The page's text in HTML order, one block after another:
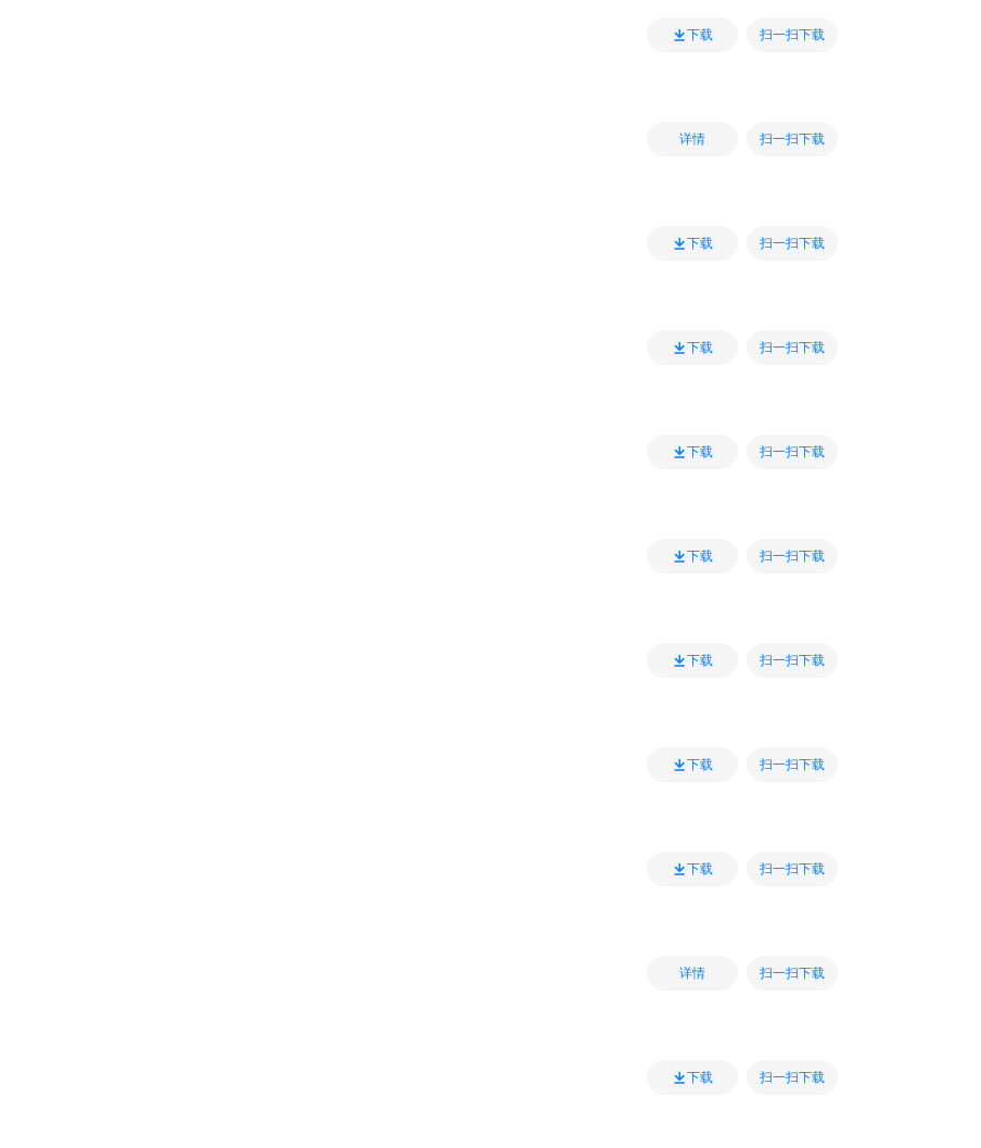
下载 扫一扫下载
详情 扫一扫下载
下载 扫一扫下载
下载 扫一扫下载
下载 扫一扫下载
下载 扫一扫下载
下载 扫一扫下载
下载 扫一扫下载
下载 扫一扫下载
详情 扫一扫下载
下载 扫一扫下载